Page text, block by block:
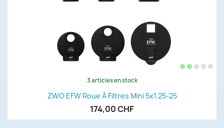
3 articles en stock
ZWO EFW Roue À Filtres Mini 5x1.25-25
174,00 CHF